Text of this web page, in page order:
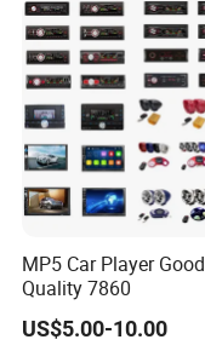
wir machen
mit ihnen, egal
Q8:. Was ist die
A: Wir sind dafür ver
ersetzen oder sie
wenn es
Sie menschlichen
die Probleme vom
stellen wir
MP5 Car Player Good
Quality 7860
US$5.00-10.00